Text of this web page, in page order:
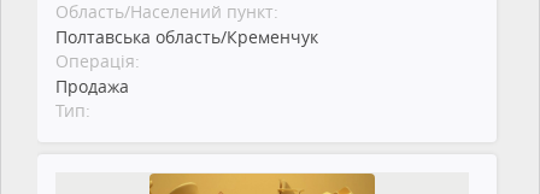
Область/Населений пункт:
Полтавська область/Кременчук
Операція:
Продажа
Тип: